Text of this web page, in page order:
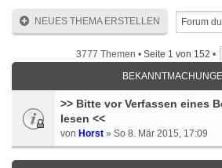
NEUES THEMA ERSTELLEN
3777 Themen • Seite 1 von 152 •
>> Bitte vor Verfassen eines
lesen <<
von Horst » So 8. Mär 2015, 17:09